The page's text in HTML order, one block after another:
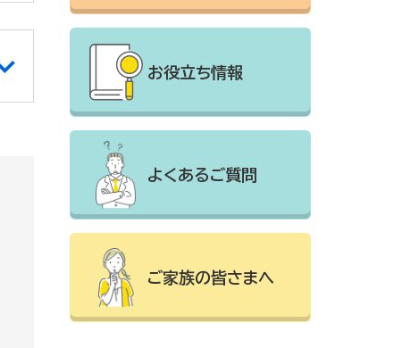
お役立ち情報
よくあるご質問
ご家族の皆さまへ